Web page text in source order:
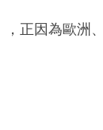
正因為歐洲